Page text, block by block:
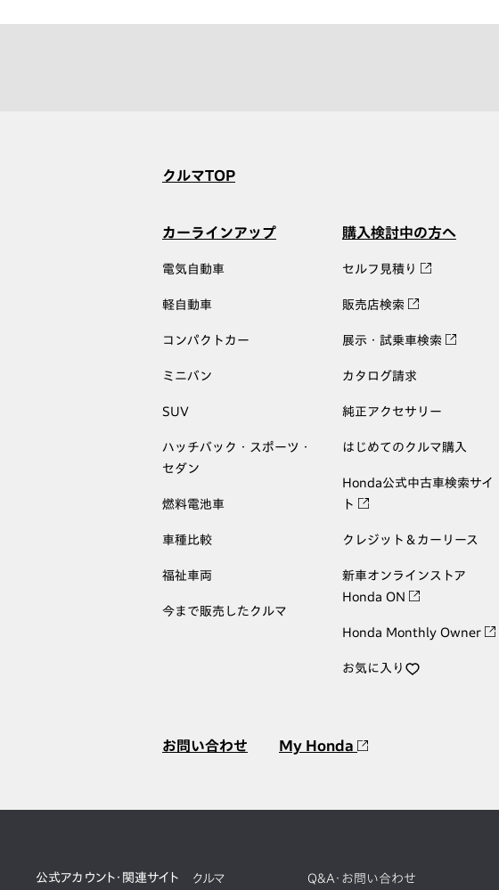
クルマTOP
カーラインアップ
電気自動車
軽自動車
コンパクトカー
ミニバン
SUV
ハッチバック・スポーツ・
セダン
燃料電池車
車種比較
福祉車両
今まで販売したクルマ
購入検討中の方へ
セルフ見積り
販売店検索
展示・試乗車検索
カタログ請求
純正アクセサリー
はじめてのクルマ購入
Honda公式中古車検索サイ
ト
クレジット＆カーリース
新車オンラインストア
Honda ON
Honda Monthly Owner
お気に入り
お問い合わせ My Honda
公式アカウント・関連サイト クルマ Q&A・お問い合わせ